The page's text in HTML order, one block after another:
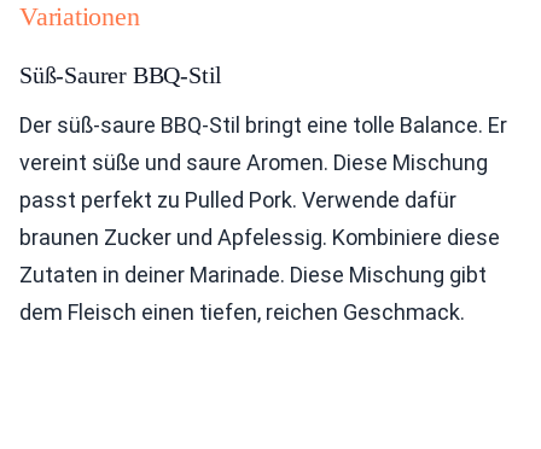
Variationen
Süß-Saurer BBQ-Stil
Der süß-saure BBQ-Stil bringt eine tolle Balance. Er
vereint süße und saure Aromen. Diese Mischung
passt perfekt zu Pulled Pork. Verwende dafür
braunen Zucker und Apfelessig. Kombiniere diese
Zutaten in deiner Marinade. Diese Mischung gibt
dem Fleisch einen tiefen, reichen Geschmack.